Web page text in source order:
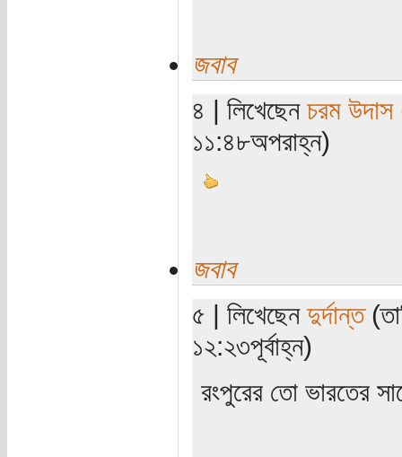
জবাব
৪ | লিখেছেন চরম উদাস
১১:৪৮অপরাহ্ন)
জবাব
৫ | লিখেছেনদুর্দান্ত
১২:২৩পূর্বাহ্ন)
রংপুরের তো ভারতের